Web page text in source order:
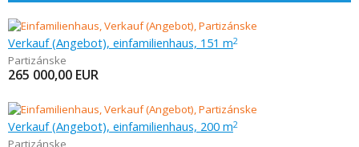
Verkauf (Angebot), einfamilienhaus, 151 m2
Partizánske
265 000,00 EUR
Verkauf (Angebot), einfamilienhaus, 200 m2
Partizánske